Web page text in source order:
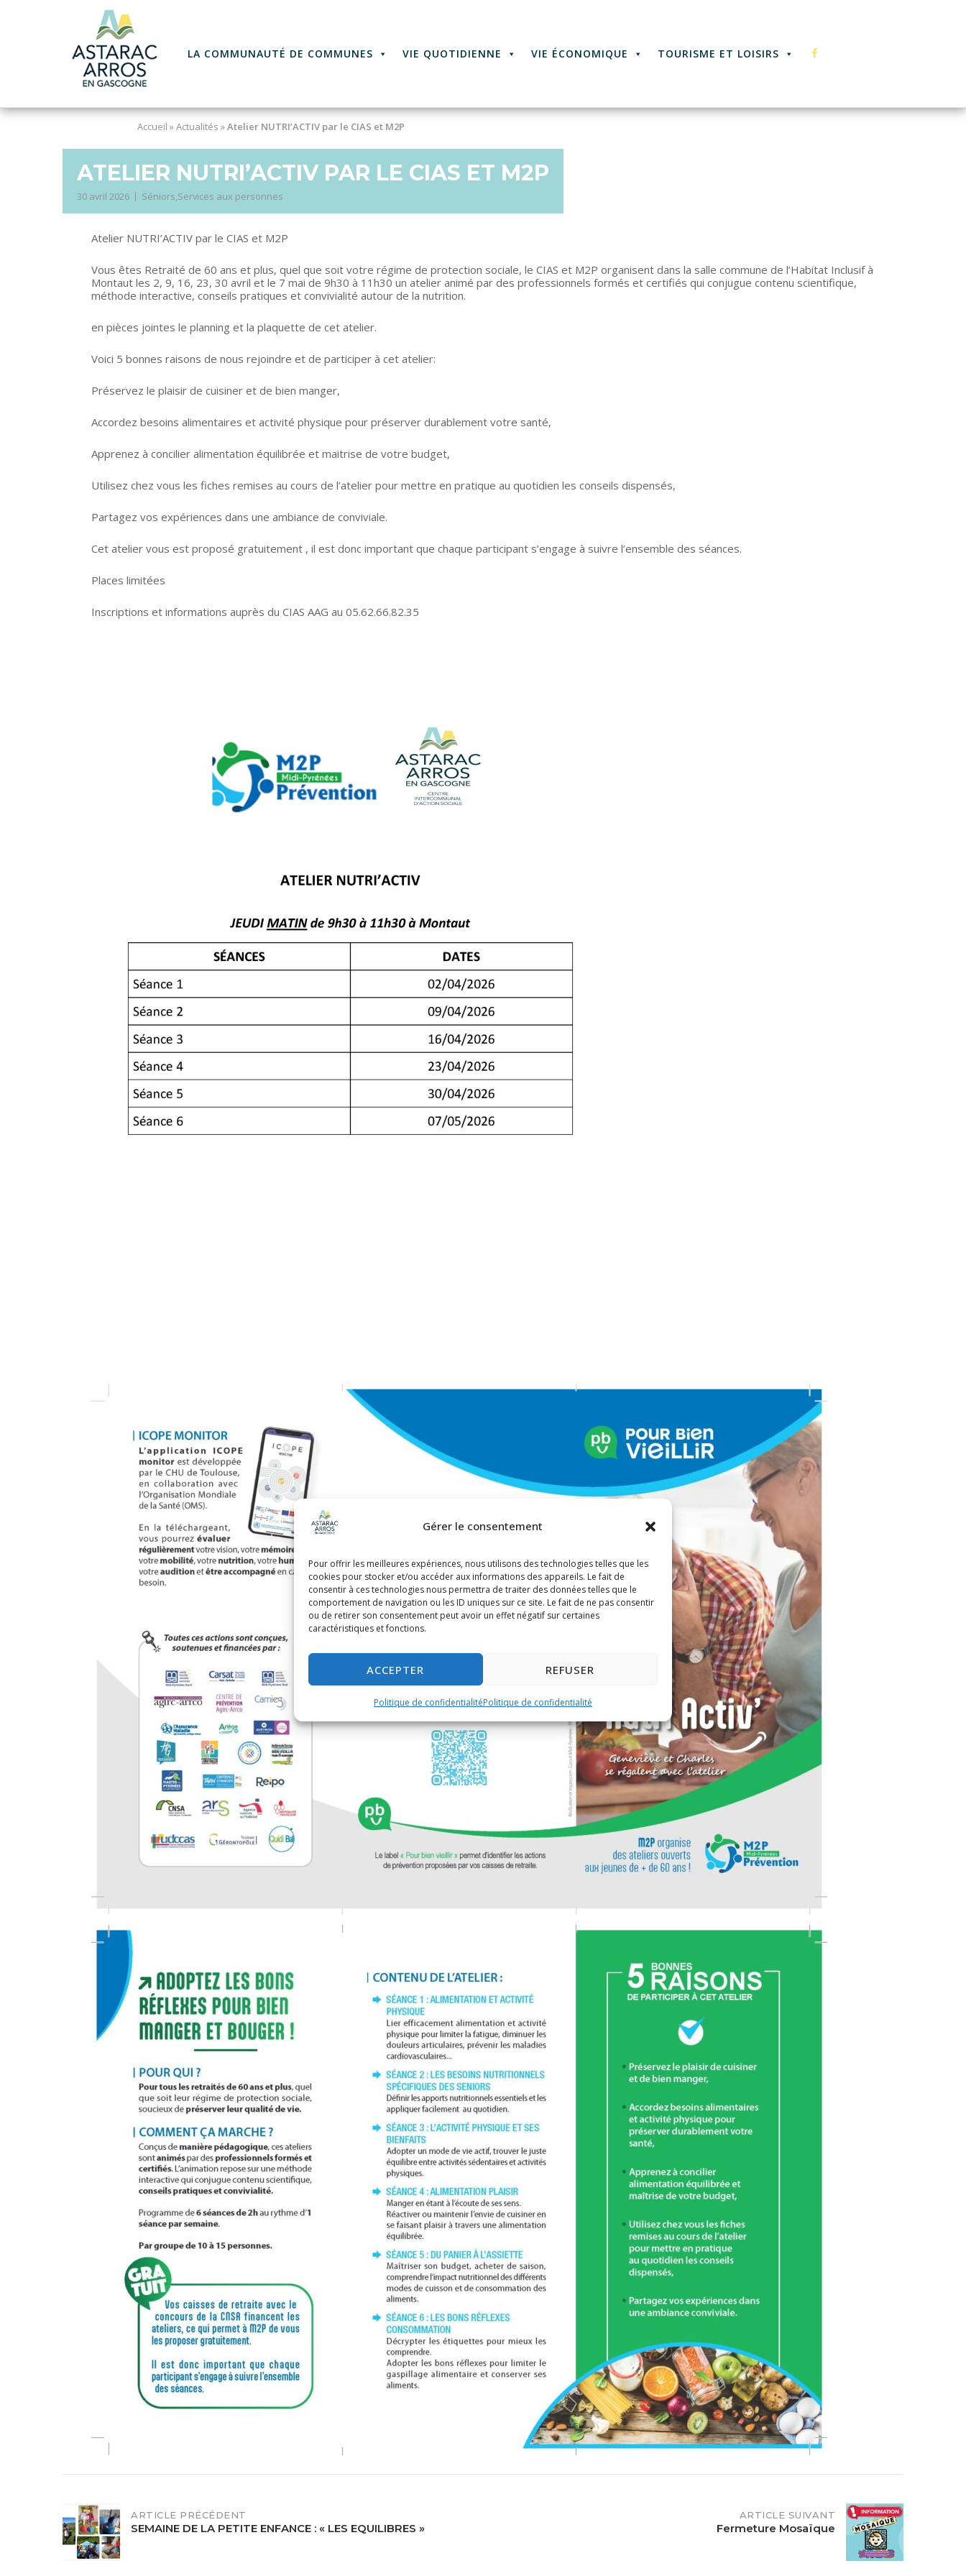
Gérer le consentement
Pour offrir les meilleures expériences, nous utilisons des technologies telles que les
cookies pour stocker et/ou accéder aux informations des appareils. Le fait de
consentir à ces technologies nous permettra de traiter des données telles que le
comportement de navigation ou les ID uniques sur ce site. Le fait de ne pas consentir
ou de retirer son consentement peut avoir un effet négatif sur certaines
caractéristiques et fonctions.
ACCEPTER REFUSER
Politique de confidentialitéPolitique de confidentialité
LA COMMUNAUTÉ DE COMMUNES VIE QUOTIDIENNE VIE ÉCONOMIQUE TOURISME ET LOISIRS
E
Accueil »Actualités »Atelier NUTRI’ACTIV par le CIAS et M2P
ATELIER NUTRI’ACTIV PAR LE CIAS ET M2P
30 avril 2026 Séniors,Services aux personnes
Atelier NUTRI’ACTIV par le CIAS et M2P
Vous êtes Retraité de 60 ans et plus, quel que soit votre régime de protection sociale, le CIAS et M2P organisent dans la salle commune de l’Habitat Inclusif à
Montaut les 2, 9, 16, 23, 30 avril et le 7 mai de 9h30 à 11h30 un atelier animé par des professionnels formés et certifiés qui conjugue contenu scientifique,
méthode interactive, conseils pratiques et convivialité autour de la nutrition.
en pièces jointes le planning et la plaquette de cet atelier.
Voici 5 bonnes raisons de nous rejoindre et de participer à cet atelier:
Préservez le plaisir de cuisiner et de bien manger,
Accordez besoins alimentaires et activité physique pour préserver durablement votre santé,
Apprenez à concilier alimentation équilibrée et maitrise de votre budget,
Utilisez chez vous les fiches remises au cours de l’atelier pour mettre en pratique au quotidien les conseils dispensés,
Partagez vos expériences dans une ambiance de conviviale.
Cet atelier vous est proposé gratuitement , il est donc important que chaque participant s’engage à suivre l’ensemble des séances.
Places limitées
Inscriptions et informations auprès du CIAS AAG au 05.62.66.82.35
POST
NAVIGATION
ARTICLE PRÉCÉDENT
SEMAINE DE LA PETITE ENFANCE : « LES EQUILIBRES »
ARTICLE SUIVANT
Fermeture Mosaïque